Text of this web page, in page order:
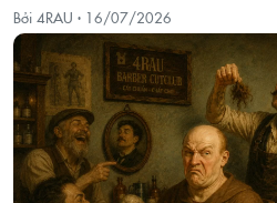
Bởi 4RAU · 16/07/2026